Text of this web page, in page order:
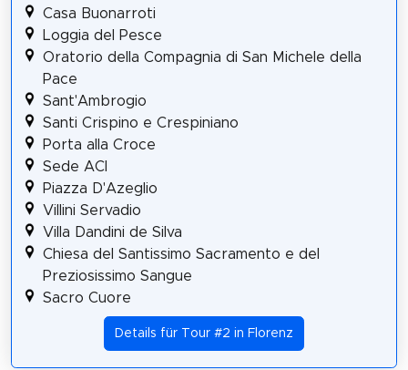
Casa Buonarroti
Loggia del Pesce
Oratorio della Compagnia di San Michele della
Pace
Sant'Ambrogio
Santi Crispino e Crespiniano
Porta alla Croce
Sede ACI
Piazza D'Azeglio
Villini Servadio
Villa Dandini de Silva
Chiesa del Santissimo Sacramento e del
Preziosissimo Sangue
Sacro Cuore
Details für Tour #2 in Florenz